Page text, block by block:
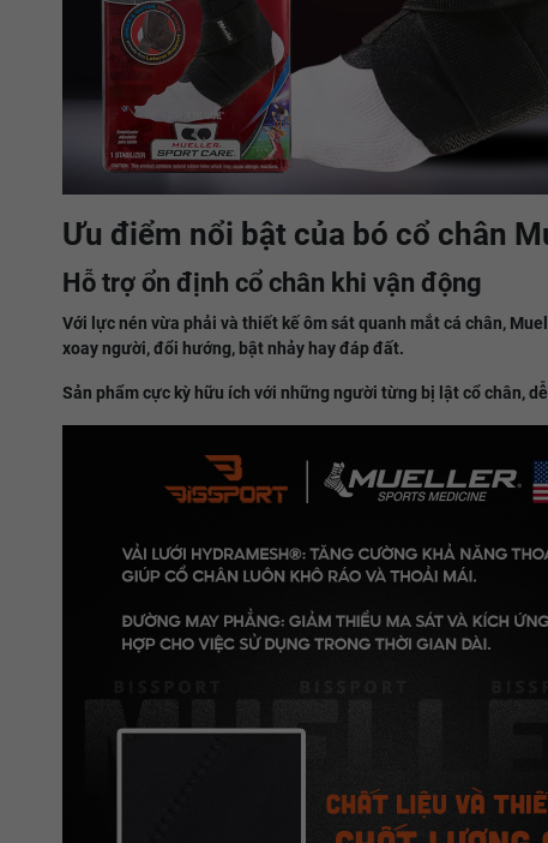
Ưu điểm nổi bật của bó cổ chân
Hỗ trợ ổn định cổ chân khi vận động
Với lực nén vừa phải và thiết kế ôm sát quanh mắt cá chân,
xoay người, đổi hướng, bật nhảy hay đáp đất.
Sản phẩm cực kỳ hữu ích với những người từng bị lật cổ chân,